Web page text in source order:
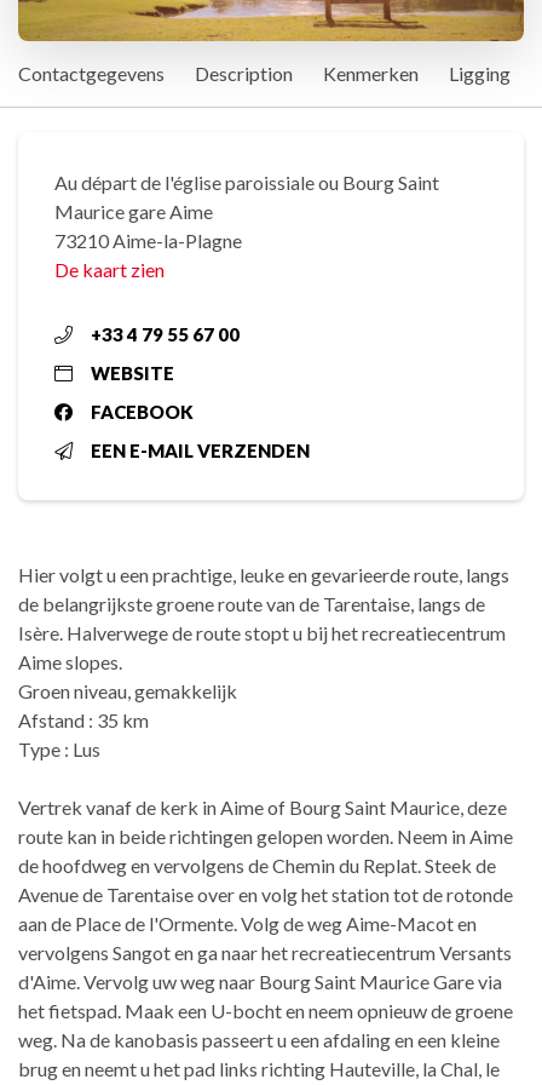
Contactgegevens Description Kenmerken Ligging
Au départ de l'église paroissiale ou Bourg Saint
Maurice gare Aime
73210 Aime-la-Plagne
De kaart zien
+33 4 79 55 67 00
WEBSITE
FACEBOOK
EEN E-MAIL VERZENDEN
Hier volgt u een prachtige, leuke en gevarieerde route, langs
de belangrijkste groene route van de Tarentaise, langs de
Isère. Halverwege de route stopt u bij het recreatiecentrum
Aime slopes.
Groen niveau, gemakkelijk
Afstand : 35 km
Type : Lus
Vertrek vanaf de kerk in Aime of Bourg Saint Maurice, deze
route kan in beide richtingen gelopen worden. Neem in Aime
de hoofdweg en vervolgens de Chemin du Replat. Steek de
Avenue de Tarentaise over en volg het station tot de rotonde
aan de Place de l'Ormente. Volg de weg Aime-Macot en
vervolgens Sangot en ga naar het recreatiecentrum Versants
d'Aime. Vervolg uw weg naar Bourg Saint Maurice Gare via
het fietspad. Maak een U-bocht en neem opnieuw de groene
weg. Na de kanobasis passeert u een afdaling en een kleine
brug en neemt u het pad links richting Hauteville, la Chal, le